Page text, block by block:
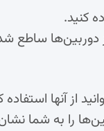
کنید.
از آنها استفاده
را به شما